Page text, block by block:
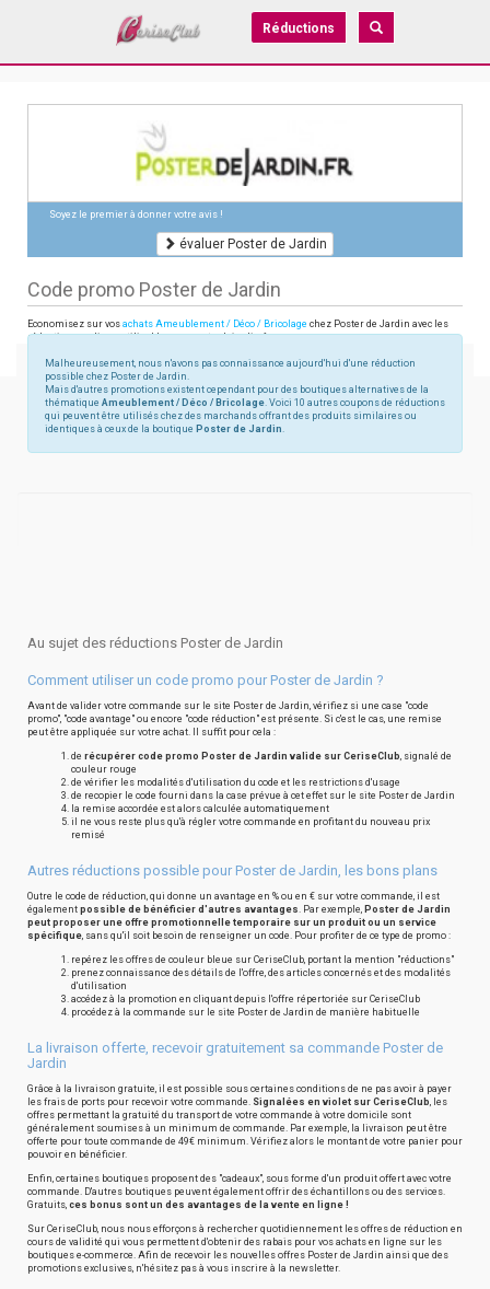
Réductions
Soyez le premier à donner votre avis !
évaluer Poster de Jardin
Code promo Poster de Jardin
Economisez sur vos achats Ameublement / Déco / Bricolage chez Poster de Jardin avec les
réductions en ligne utilisables sur posterdejardin.fr
Malheureusement, nous n'avons pas connaissance aujourd'hui d'une réduction
possible chez Poster de Jardin.
Mais d'autres promotions existent cependant pour des boutiques alternatives de la
thématique Ameublement / Déco / Bricolage. Voici 10 autres coupons de réductions
qui peuvent être utilisés chez des marchands offrant des produits similaires ou
identiques à ceux de la boutique Poster de Jardin.
Au sujet des réductions Poster de Jardin
Comment utiliser un code promo pour Poster de Jardin ?
Avant de valider votre commande sur le site Poster de Jardin, vérifiez si une case "code
promo", "code avantage" ou encore "code réduction" est présente. Si c'est le cas, une remise
peut être appliquée sur votre achat. Il suffit pour cela :
de récupérer code promo Poster de Jardin valide sur CeriseClub, signalé de
couleur rouge
de vérifier les modalités d'utilisation du code et les restrictions d'usage
de recopier le code fourni dans la case prévue à cet effet sur le site Poster de Jardin
la remise accordée est alors calculée automatiquement
il ne vous reste plus qu'à régler votre commande en profitant du nouveau prix
remisé
Autres réductions possible pour Poster de Jardin, les bons plans
Outre le code de réduction, qui donne un avantage en % ou en € sur votre commande, il est
également possible de bénéficier d'autres avantages. Par exemple, Poster de Jardin
peut proposer une offre promotionnelle temporaire sur un produit ou un service
spécifique, sans qu'il soit besoin de renseigner un code. Pour profiter de ce type de promo :
repérez les offres de couleur bleue sur CeriseClub, portant la mention "réductions"
prenez connaissance des détails de l'offre, des articles concernés et des modalités
d'utilisation
accédez à la promotion en cliquant depuis l'offre répertoriée sur CeriseClub
procédez à la commande sur le site Poster de Jardin de manière habituelle
La livraison offerte, recevoir gratuitement sa commande Poster de
Jardin
Grâce à la livraison gratuite, il est possible sous certaines conditions de ne pas avoir à payer
les frais de ports pour recevoir votre commande. Signalées en violet sur CeriseClub, les
offres permettant la gratuité du transport de votre commande à votre domicile sont
généralement soumises à un minimum de commande. Par exemple, la livraison peut être
offerte pour toute commande de 49€ minimum. Vérifiez alors le montant de votre panier pour
pouvoir en bénéficier.
Enfin, certaines boutiques proposent des "cadeaux", sous forme d'un produit offert avec votre
commande. D'autres boutiques peuvent également offrir des échantillons ou des services.
Gratuits, ces bonus sont un des avantages de la vente en ligne !
Sur CeriseClub, nous nous efforçons à rechercher quotidiennement les offres de réduction en
cours de validité qui vous permettent d'obtenir des rabais pour vos achats en ligne sur les
boutiques e-commerce. Afin de recevoir les nouvelles offres Poster de Jardin ainsi que des
promotions exclusives, n'hésitez pas à vous inscrire à la newsletter.